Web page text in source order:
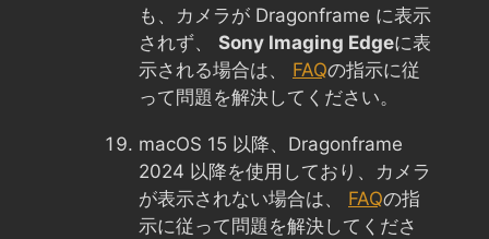
も、カメラが Dragonframe に表示
されず、 Sony Imaging Edgeに表
示される場合は、 FAQの指示に従
って問題を解決してください。
macOS 15 以降、Dragonframe
2024 以降を使用しており、カメラ
が表示されない場合は、 FAQの指
示に従って問題を解決してくださ